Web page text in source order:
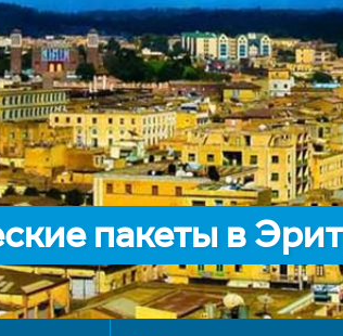
пакеты в